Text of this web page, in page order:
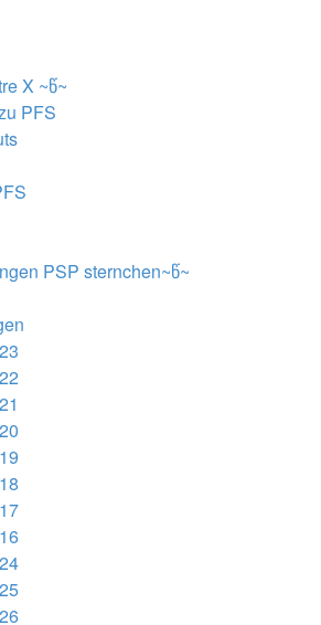
X ~წ~
PFS
PSP sternchen~წ~